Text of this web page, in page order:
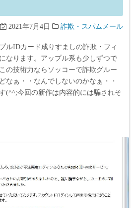
2021年7月4日 詐欺・スパムメール
ルIDカード成りすましの詐欺・フィ
なります。アップル系も少しずつで
の技術力ならソッコーで詐欺グルー
なぁ・・なんでしないのかなぁ・・
(^^;今回の新作は内容的には騙されそ